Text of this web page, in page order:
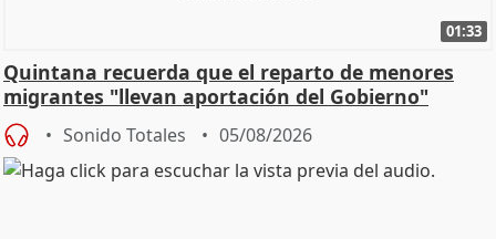
01:33
Quintana recuerda que el reparto de menores
migrantes "llevan aportación del Gobierno"
central
Sonido Totales 05/08/2026